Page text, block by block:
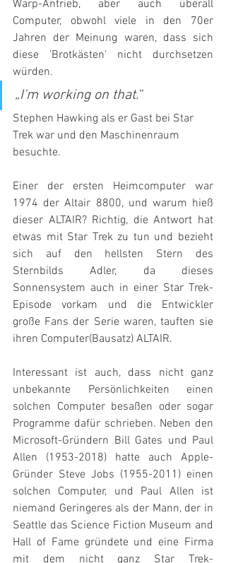
Warp-Antrieb, aber auch überall
Computer, obwohl viele in den 70er
Jahren der Meinung waren, dass sich
diese 'Brotkästen' nicht durchsetzen
würden.
„I'm working on that.“
Stephen Hawking als er Gast bei Star
Trek war und den Maschinenraum
besuchte.
Einer der ersten Heimcomputer war
1974 der Altair 8800, und warum hieß
dieser ALTAIR? Richtig, die Antwort hat
etwas mit Star Trek zu tun und bezieht
sich auf den hellsten Stern des
Sternbilds Adler, da dieses
Sonnensystem auch in einer Star Trek-
Episode vorkam und die Entwickler
große Fans der Serie waren, tauften sie
ihren Computer(Bausatz) ALTAIR.
Interessant ist auch, dass nicht ganz
unbekannte Persönlichkeiten einen
solchen Computer besaßen oder sogar
Programme dafür schrieben. Neben den
Microsoft-Gründern Bill Gates und Paul
Allen (1953-2018) hatte auch Apple-
Gründer Steve Jobs (1955-2011) einen
solchen Computer, und Paul Allen ist
niemand Geringeres als der Mann, der in
Seattle das Science Fiction Museum and
Hall of Fame gründete und eine Firma
mit dem nicht ganz Star Trek-